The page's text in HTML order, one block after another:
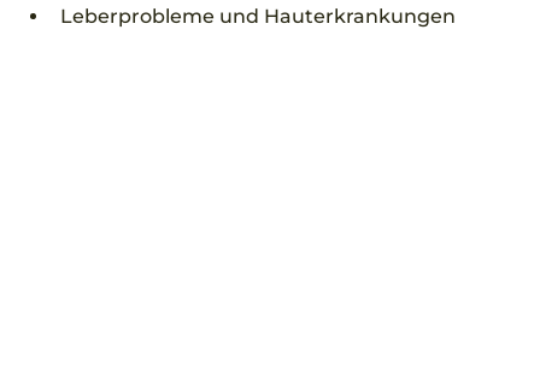
Leberprobleme und Hauterkrankungen